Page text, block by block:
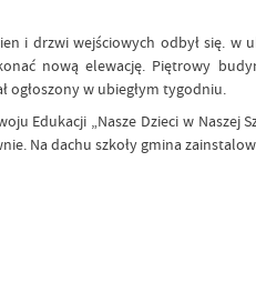
i drzwi wejściowych odbył się. w
nową elewację. Piętrowy
ogłoszony w ubiegłym tygodniu.
Edukacji „Nasze Dzieci w
Na dachu szkoły gmina